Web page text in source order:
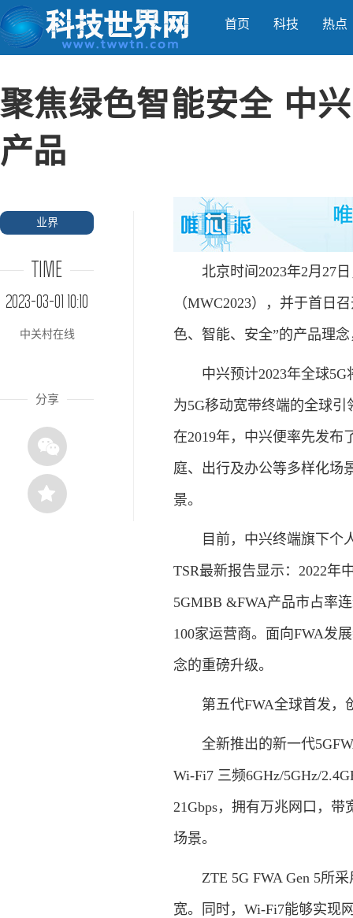
首页 科技 热点
聚焦绿色智能安全 中
产品
业界
TIME
2023-03-01 10:10
中关村在线
分享
北京时间2023年2月27日
（MWC2023），并于首日
色、智能、安全”的产品理
中兴预计2023年全球5G
为5G移动宽带终端的全球
在2019年，中兴便率先发布
庭、出行及办公等多样化场
景。
目前，中兴终端旗下个人
TSR最新报告显示：2022年
5GMBB &FWA产品市占率
100家运营商。面向FWA发
念的重磅升级。
第五代FWA全球首发，
全新推出的新一代5GFWA
Wi-Fi7 三频6GHz/5GHz/
21Gbps，拥有万兆网口，
场景。
ZTE 5G FWA Gen 5所采
宽。同时，Wi-Fi7能够实现